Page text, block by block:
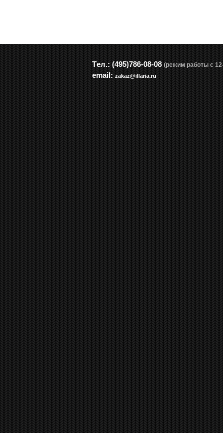
Tел.: (495)786-08-08 (режим работы с
email: zakaz@illaria.ru